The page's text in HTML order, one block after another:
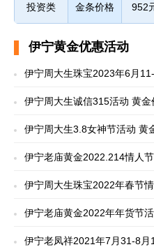
投资类 金条价格 952
伊宁黄金优惠活动
伊宁周大生珠宝2023年6月
伊宁周大生诚信315活动 黄金
伊宁周大生3.8女神节活动 黄
伊宁老庙黄金2022.214情人
伊宁周大生珠宝2022年春节
伊宁老庙黄金2022年年货节
伊宁老凤祥2021年7月31-8月